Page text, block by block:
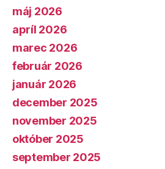
máj 2026
apríl 2026
marec 2026
február 2026
január 2026
december 2025
november 2025
október 2025
september 2025